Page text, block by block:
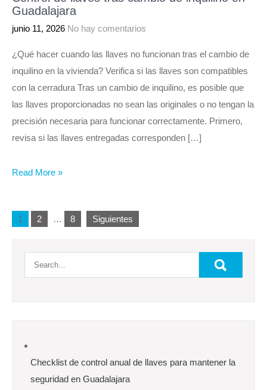
Guadalajara
junio 11, 2026 No hay comentarios
¿Qué hacer cuando las llaves no funcionan tras el cambio de
inquilino en la vivienda? Verifica si las llaves son compatibles
con la cerradura Tras un cambio de inquilino, es posible que
las llaves proporcionadas no sean las originales o no tengan la
precisión necesaria para funcionar correctamente. Primero,
revisa si las llaves entregadas corresponden […]
Read More »
Paginación
de
entradas
1 2 … 8 Siguientes
Checklist de control anual de llaves para mantener la
seguridad en Guadalajara